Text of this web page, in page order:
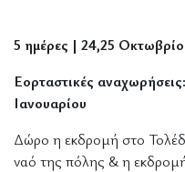
5 ημέρες | 24,25
Εορταστικές
Ιανουαρίου
Δώρο η εκδρομή στο
ναό της πόλης & η